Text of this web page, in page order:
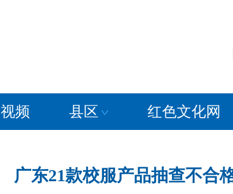
视频 县区 红色文化网
广东21款校服产品抽查不合